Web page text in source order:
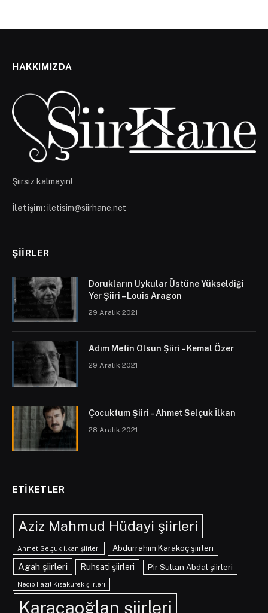
HAKKIMIZDA
Şiirsiz kalmayın!
İletişim: iletisim@siirhane.net
ŞIIRLER
Dorukların Uykular Üstüne Yükseldiği
Yer Şiiri – Louis Aragon
29 Aralık 2021
Adım Metin Olsun Şiiri – Kemal Özer
29 Aralık 2021
Çocuktum Şiiri – Ahmet Selçuk İlkan
28 Aralık 2021
ETIKETLER
Aziz Mahmud Hüdayi şiirleri
Ahmet Selçuk İlkan şiirleri Abdurrahim Karakoç şiirleri
Agah şiirleri Ruhsati şiirleri Pir Sultan Abdal şiirleri
Necip Fazıl Kısakürek şiirleri
Karacaoğlan şiirleri